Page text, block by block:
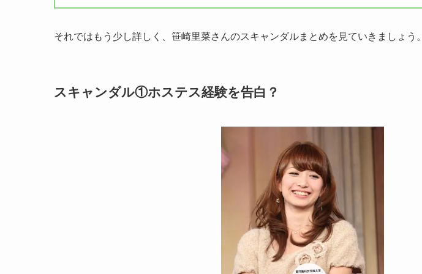
それではもう少し詳しく、笹崎里菜さんのスキャンダルまとめを見ていきましょう。
スキャンダル①ホステス経験を告白？